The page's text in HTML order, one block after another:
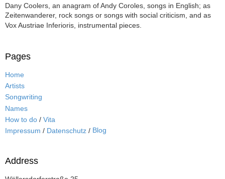
Dany Coolers, an anagram of Andy Coroles, songs in English; as
Zeitenwanderer, rock songs or songs with social criticism, and as
Vox Austriae Inferioris, instrumental pieces.
Pages
Home
Artists
Songwriting
Names
How to do / Vita
Impressum / Datenschutz / Blog
Address